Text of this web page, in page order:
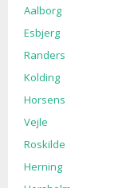
Aalborg
Esbjerg
Randers
Kolding
Horsens
Vejle
Roskilde
Herning